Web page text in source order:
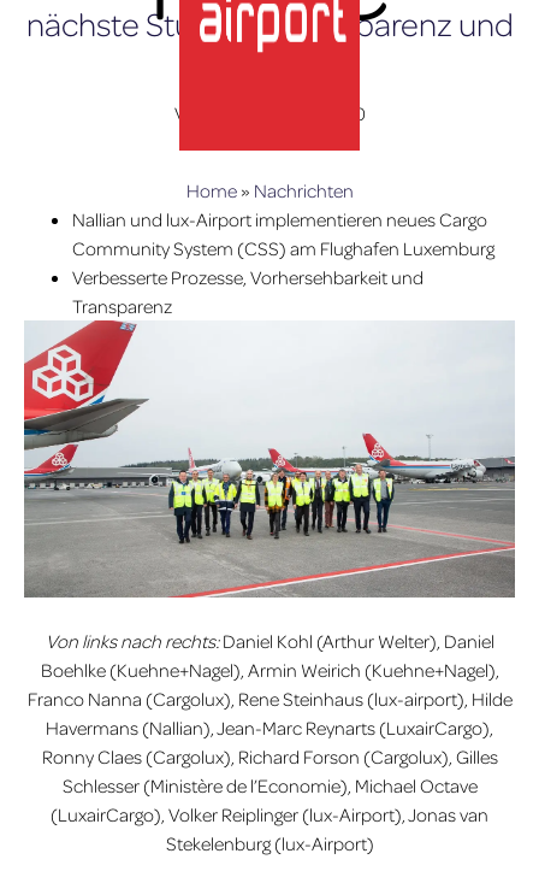
lux-Airport
nächste Stufe der Transparenz und
Verfasst am 8. Mai 2020
Home» Nachrichten
Nallian und lux-Airport implementieren neues Cargo
Community System (CSS) am Flughafen Luxemburg
Verbesserte Prozesse, Vorhersehbarkeit und
Transparenz
Von links nach rechts:Daniel Kohl (Arthur Welter), Daniel
Boehlke (Kuehne+Nagel), Armin Weirich (Kuehne+Nagel),
Franco Nanna (Cargolux), Rene Steinhaus (lux-airport), Hilde
Havermans (Nallian), Jean-Marc Reynarts (LuxairCargo),
Ronny Claes (Cargolux), Richard Forson (Cargolux), Gilles
Schlesser (Ministère de l’Economie), Michael Octave
(LuxairCargo), Volker Reiplinger (lux-Airport), Jonas van
Stekelenburg (lux-Airport)